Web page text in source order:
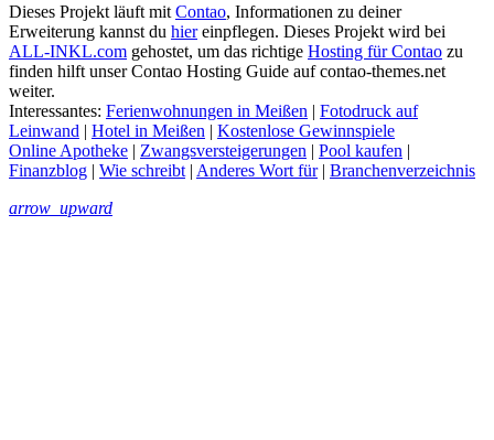
Dieses Projekt läuft mit Contao, Informationen zu deiner
Erweiterung kannst du hiereinpflegen. Dieses Projekt wird bei
ALL-INKL.com gehostet, um das richtige Hosting für Contao zu
finden hilft unser Contao Hosting Guide auf contao-themes.net
weiter.
Interessantes: Ferienwohnungen in Meißen | Fotodruck auf
Leinwand | Hotel in Meißen | Kostenlose Gewinnspiele
Online Apotheke | Zwangsversteigerungen | Pool kaufen |
Finanzblog | Wie schreibt | Anderes Wort für| Branchenverzeichnis
arrow_upward